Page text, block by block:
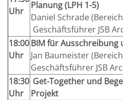
Uhr
Planung (LPH 1-5)
Daniel Schrade
Geschäftsführer JSB
18:00
Uhr
BIM für Ausschreibung
Jan Baumeister
Geschäftsführer JSB
18:30
Uhr
Get-Together und
Projekt